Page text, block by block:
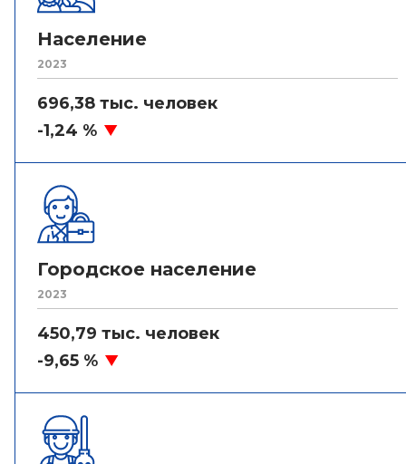
Население
2023
696,38 тыс. человек
-1,24 %
Городское население
2023
450,79 тыс. человек
-9,65 %